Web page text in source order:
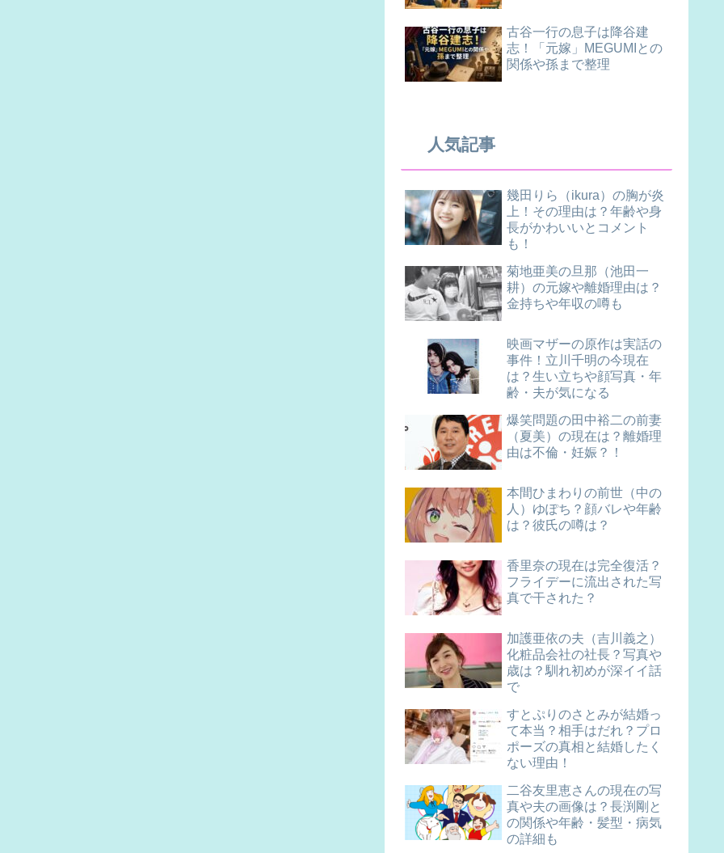
古谷一行の息子は降谷建
志！「元嫁」MEGUMIとの
関係や孫まで整理
人気記事
幾田りら（ikura）の胸が炎
上！その理由は？年齢や身
長がかわいいとコメント
も！
菊地亜美の旦那（池田一
耕）の元嫁や離婚理由は？
金持ちや年収の噂も
映画マザーの原作は実話の
事件！立川千明の今現在
は？生い立ちや顔写真・年
齢・夫が気になる
爆笑問題の田中裕二の前妻
（夏美）の現在は？離婚理
由は不倫・妊娠？！
本間ひまわりの前世（中の
人）ゆぽち？顔バレや年齢
は？彼氏の噂は？
香里奈の現在は完全復活？
フライデーに流出された写
真で干された？
加護亜依の夫（吉川義之）
化粧品会社の社長？写真や
歳は？馴れ初めが深イイ話
で
すとぷりのさとみが結婚っ
て本当？相手はだれ？プロ
ポーズの真相と結婚したく
ない理由！
二谷友里恵さんの現在の写
真や夫の画像は？長渕剛と
の関係や年齢・髪型・病気
の詳細も